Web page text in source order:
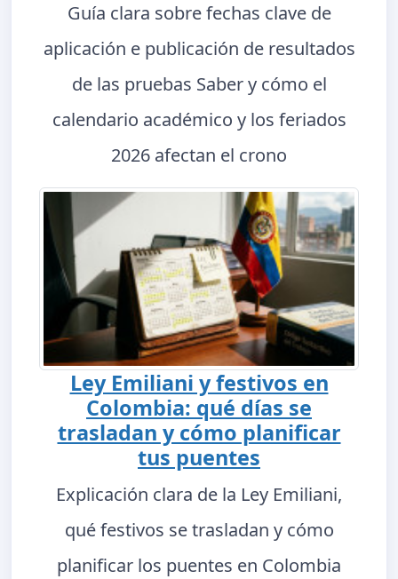
Guía clara sobre fechas clave de
aplicación e publicación de resultados
de las pruebas Saber y cómo el
calendario académico y los feriados
2026 afectan el crono
Ley Emiliani y festivos en
Colombia: qué días se
trasladan y cómo planificar
tus puentes
Explicación clara de la Ley Emiliani,
qué festivos se trasladan y cómo
planificar los puentes en Colombia